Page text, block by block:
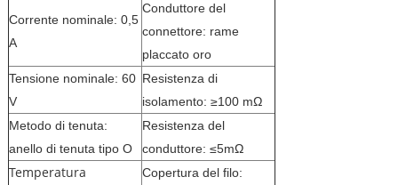
Corrente nominale: 0,5
A
Conduttore del
connettore: rame
placcato oro
Tensione nominale: 60
V
Resistenza di
isolamento: ≥100 mΩ
Metodo di tenuta:
anello di tenuta tipo O
Resistenza del
conduttore: ≤5mΩ
Temperatura
Copertura del filo: